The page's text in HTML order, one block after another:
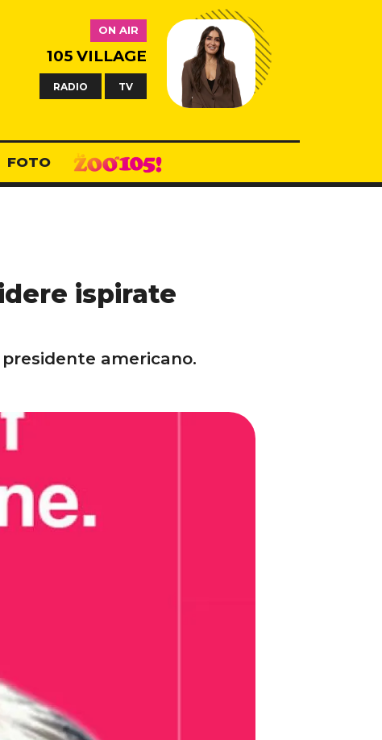
ON AIR
105 VILLAGE
RADIO TV
FOTO
ispirate
americano.